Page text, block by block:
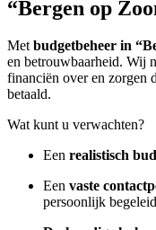
“Bergen op
Metbudgetbeheer in
en betrouwbaarheid. Wij
financiën over en zorgen
betaald.
Wat kunt u verwachten?
Een realistisch
Een vaste
persoonlijk